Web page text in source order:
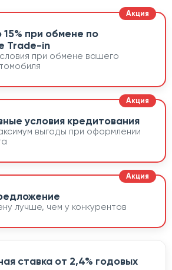
при обмене по
Trade-in
при обмене вашего
условия кредитования
выгоды при оформлении
лучше, чем у конкурентов
ставка от 2,4% годовых